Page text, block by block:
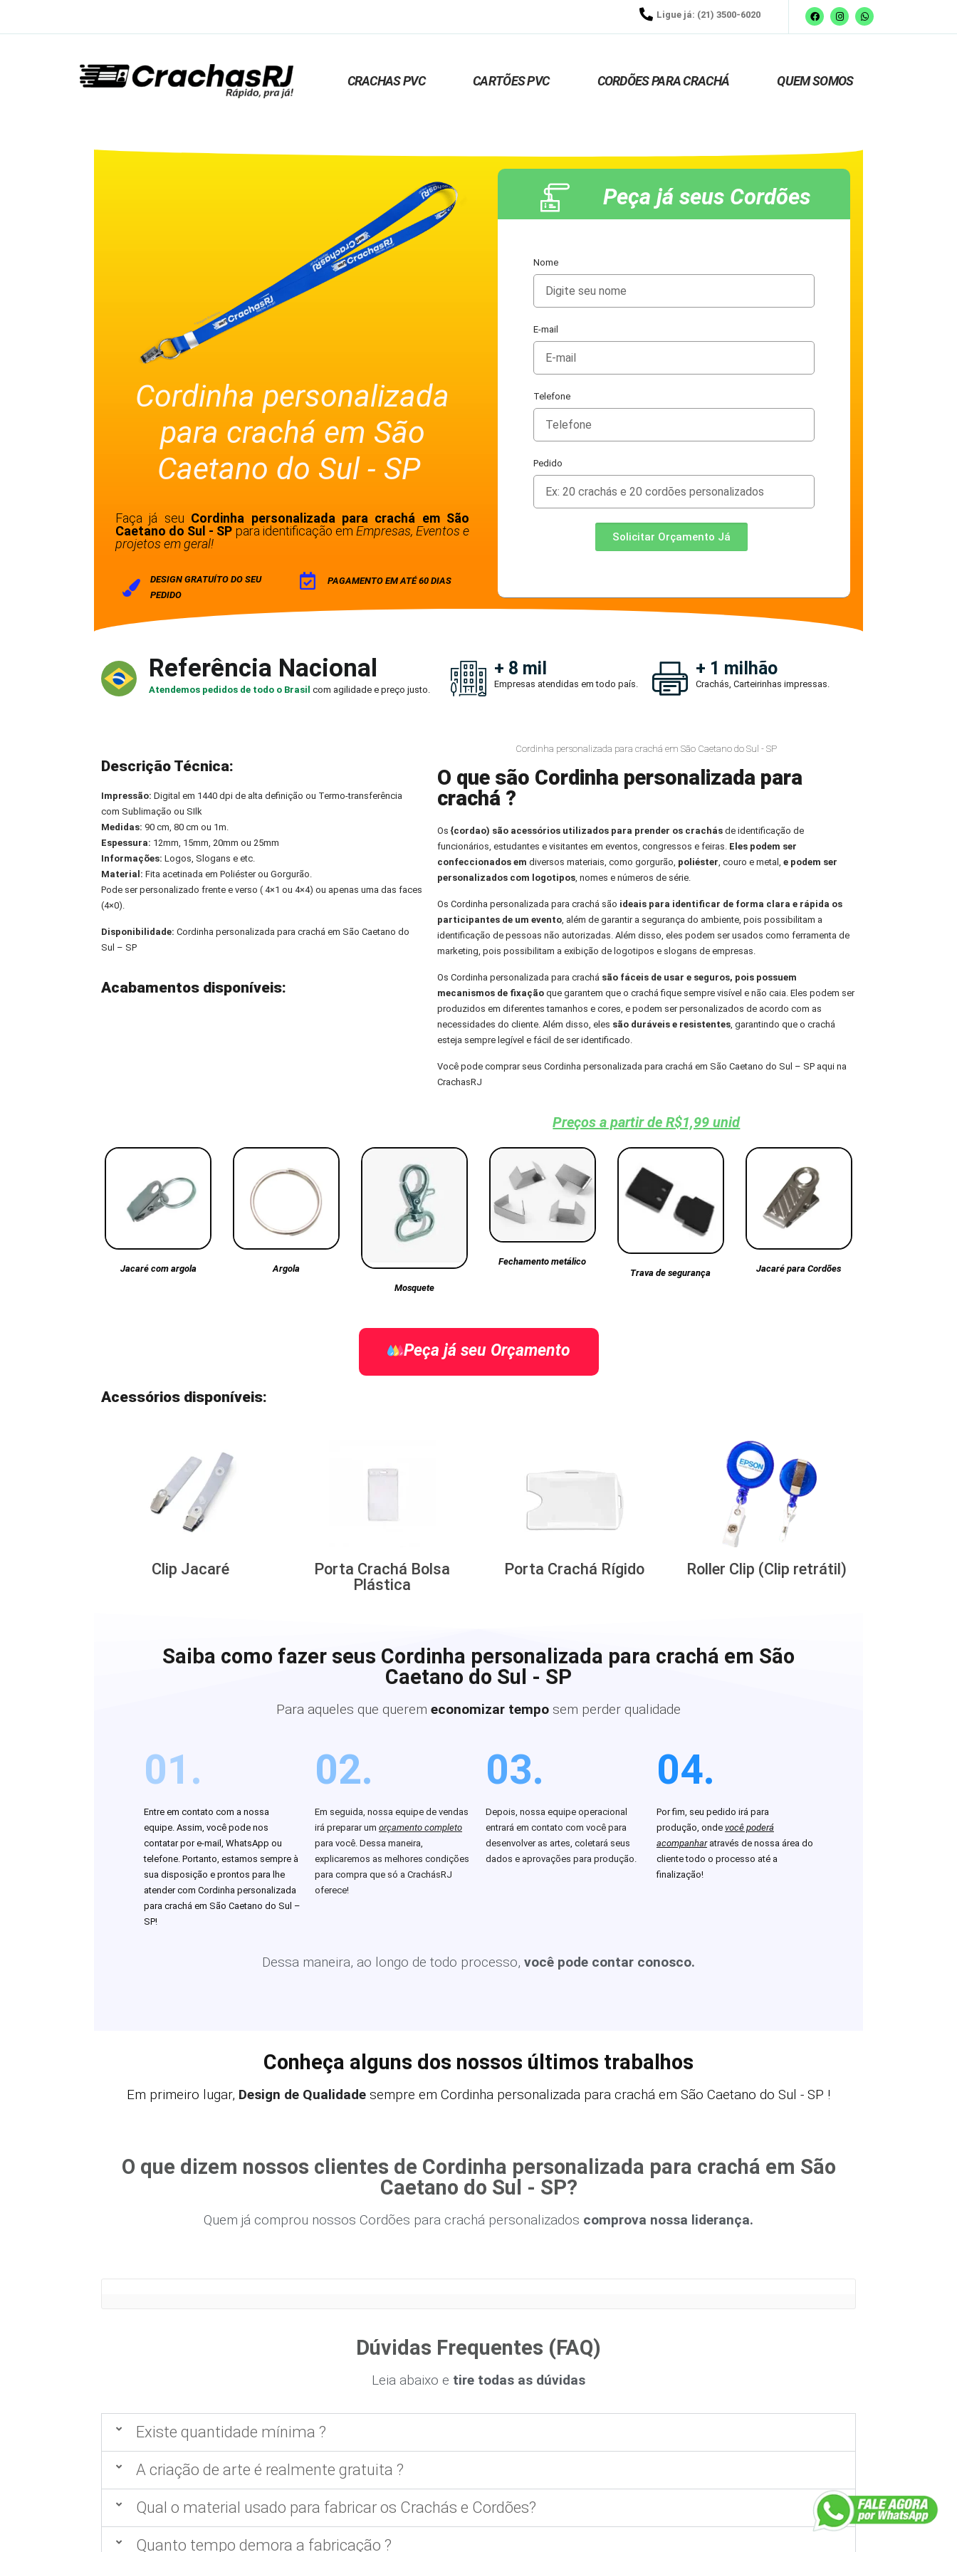
Ligue já: (21) 3500-6020
CRACHAS PVC CARTÕES PVC CORDÕES PARA CRACHÁ QUEM SOMOS
Cordinha personalizada
para crachá em São
Caetano do Sul - SP
Faça já seu Cordinha personalizada para crachá em São
Caetano do Sul - SP para identificação em Empresas, Eventos e
projetos em geral!
DESIGN GRATUÍTO DO SEU
PEDIDO
PAGAMENTO EM ATÉ 60 DIAS
Peça já seus Cordões
Nome
E-mail
Telefone
Pedido
Solicitar Orçamento Já
Referência Nacional
Atendemos pedidos de todo o Brasilcom agilidade e preço justo.
+ 8 mil
Empresas atendidas em todo país.
+ 1 milhão
Crachás, Carteirinhas impressas.
Descrição Técnica:
Impressão: Digital em 1440 dpi de alta definição ou Termo-transferência
com Sublimação ou SIlk
Medidas: 90 cm, 80 cm ou 1m.
Espessura: 12mm, 15mm, 20mm ou 25mm
Informações:Logos, Slogans e etc.
Material: Fita acetinada em Poliéster ou Gorgurão.
Pode ser personalizado frente e verso ( 4×1 ou 4×4) ou apenas uma das faces
(4×0).
Disponibilidade:Cordinha personalizada para crachá em São Caetano do
Sul – SP
Acabamentos disponíveis:
Cordinha personalizada para crachá em São Caetano do Sul - SP
O que são Cordinha personalizada para
crachá ?
Os {cordao) são acessórios utilizados para prender os crachásde identificação de
funcionários, estudantes e visitantes em eventos, congressos e feiras. Eles podem ser
confeccionados em diversos materiais, como gorgurão, poliéster, couro e metal, e podem ser
personalizados com logotipos, nomes e números de série.
Os Cordinha personalizada para crachá são ideais para identificar de forma clara e rápida os
participantes de um evento, além de garantir a segurança do ambiente, pois possibilitam a
identificação de pessoas não autorizadas. Além disso, eles podem ser usados como ferramenta de
marketing, pois possibilitam a exibição de logotipos e slogans de empresas.
Os Cordinha personalizada para crachá são fáceis de usar e seguros, pois possuem
mecanismos de fixaçãoque garantem que o crachá fique sempre visível e não caia. Eles podem ser
produzidos em diferentes tamanhos e cores, e podem ser personalizados de acordo com as
necessidades do cliente. Além disso, eles são duráveis e resistentes, garantindo que o crachá
esteja sempre legível e fácil de ser identificado.
Você pode comprar seus Cordinha personalizada para crachá em São Caetano do Sul – SP aqui na
CrachasRJ
Preços a partir de R$1,99 unid
Jacaré com argola
Argola
Mosquete
Fechamento metálico
Trava de segurança
Jacaré para Cordões
Peça já seu Orçamento
Acessórios disponíveis:
Clip Jacaré
Porta Crachá Bolsa
Plástica
Porta Crachá Rígido Roller Clip (Clip retrátil)
Saiba como fazer seus Cordinha personalizada para crachá em São
Caetano do Sul - SP
Para aqueles que querem economizar tempo sem perder qualidade
01.
Entre em contato com a nossa
equipe. Assim, você pode nos
contatar por e-mail, WhatsApp ou
telefone. Portanto, estamos sempre à
sua disposição e prontos para lhe
atender com Cordinha personalizada
para crachá em São Caetano do Sul –
SP!
02.
Em seguida, nossa equipe de vendas
irá preparar um orçamento completo
para você. Dessa maneira,
explicaremos as melhores condições
para compra que só a CrachásRJ
oferece!
03.
Depois, nossa equipe operacional
entrará em contato com você para
desenvolver as artes, coletará seus
dados e aprovações para produção.
04.
Por fim, seu pedido irá para
produção, onde você poderá
acompanharatravés de nossa área do
cliente todo o processo até a
finalização!
Dessa maneira, ao longo de todo processo, você pode contar conosco.
Conheça alguns dos nossos últimos trabalhos
Em primeiro lugar, Design de Qualidade sempre em Cordinha personalizada para crachá em São Caetano do Sul - SP !
O que dizem nossos clientes de Cordinha personalizada para crachá em São
Caetano do Sul - SP?
Quem já comprou nossos Cordões para crachá personalizados comprova nossa liderança.
Dúvidas Frequentes (FAQ)
Leia abaixo e tire todas as dúvidas
Existe quantidade mínima ?
A criação de arte é realmente gratuita ?
Qual o material usado para fabricar os Crachás e Cordões?
Quanto tempo demora a fabricação ?